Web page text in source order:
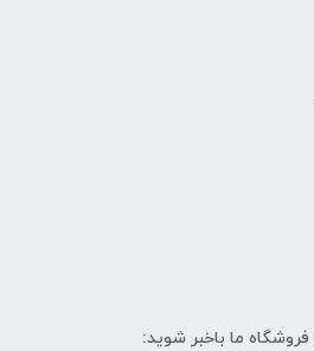
ما باخبر شوید: